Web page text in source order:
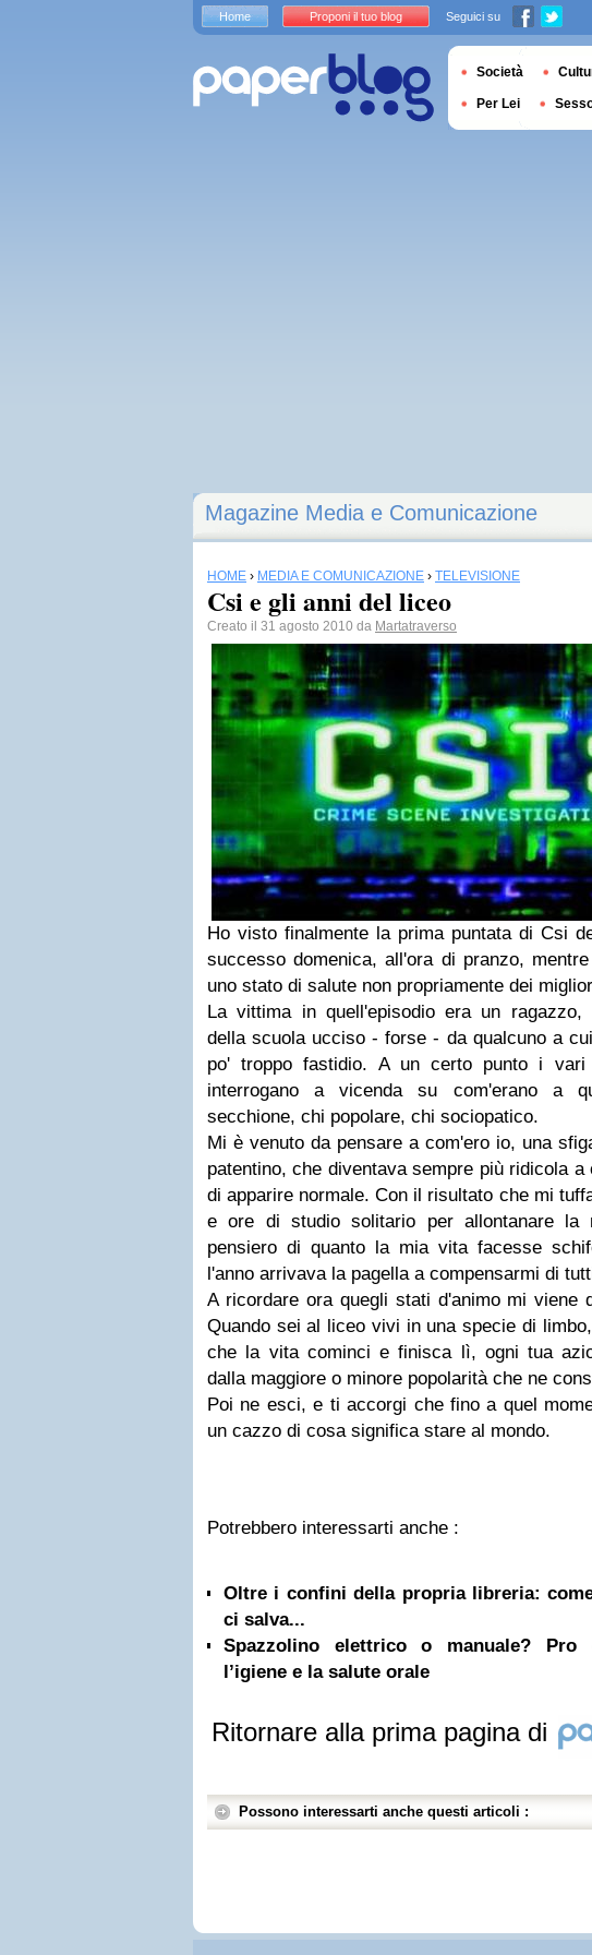
Magazine Media e Comunicazione
HOME › MEDIA E COMUNICAZIONE › TELEVISIONE
Csi e gli anni del liceo
Creato il 31 agosto 2010 da Martatraverso
Ho visto finalmente la prima puntata di Csi
successo domenica, all'ora di pranzo,
uno stato di salute non propriamente dei
La vittima in quell'episodio era un
della scuolaucciso - forse - da qualcuno a
po' troppo fastidio. A un certo punto i vari
interrogano a vicenda su com'erano a
secchione, chi popolare, chi sociopatico.
Mi è venuto da pensare a com'ero io, una
patentino,che diventava sempre più ridicola a
di apparire normale. Con il risultato che mi
e ore di studio solitario per allontanare la
pensiero di quanto la mia vita facesse
l'anno arrivava la pagella a compensarmi di
A ricordare ora quegli stati d'animomi viene
Quando sei al liceo vivi in una specie di
che la vita cominci e finisca lì, ogni tua
dalla maggiore o minore popolarità che ne
Poi ne esci, e ti accorgi che fino a quel
un cazzo di cosa significa stare al mondo.
Potrebbero interessarti anche :
Oltre i confini della propria libreria:
ci salva...
Spazzolino elettrico o manuale?
l’igiene e la salute orale
Ritornare alla prima pagina di
Possono interessarti anche questi articoli :
Home Proponi il tuo blog Seguici su
Società
Per Lei